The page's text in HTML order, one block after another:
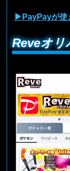
▶PayPayが使
Reveオリ